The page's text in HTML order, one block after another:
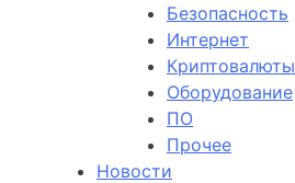
Безопасность
Интернет
Криптовалюты
Оборудование
ПО
Прочее
Новости